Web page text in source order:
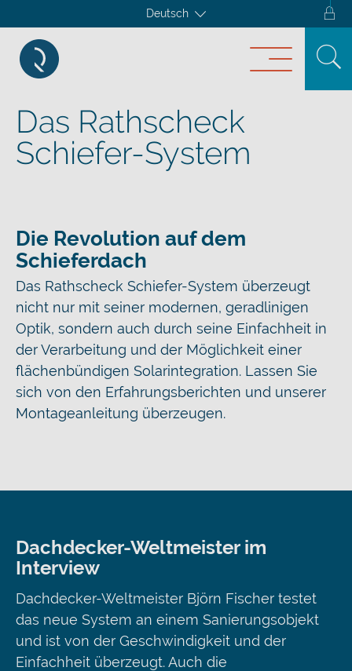
Deutsch
Das Rathscheck
Schiefer-System
Die Revolution auf dem
Schieferdach
Das Rathscheck Schiefer-System überzeugt
nicht nur mit seiner modernen, geradlinigen
Optik, sondern auch durch seine Einfachheit in
der Verarbeitung und der Möglichkeit einer
flächenbündigen Solarintegration. Lassen Sie
sich von den Erfahrungsberichten und unserer
Montageanleitung überzeugen.
Dachdecker-Weltmeister im
Interview​
Dachdecker-Weltmeister Björn Fischer testet
das neue System an einem Sanierungsobjekt
und ist von der Geschwindigkeit und der
Einfachheit überzeugt. Auch die